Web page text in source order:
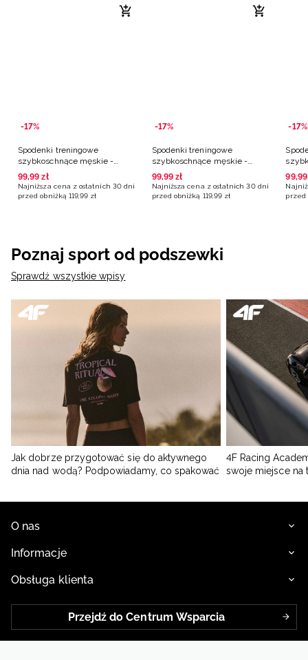
-17%
Spodenki treningowe
szybkoschnące męskie -
czerwone
99,99 zł
Najniższa cena z ostatnich 30 dni
przed obniżką 119,99 zł
-17%
Spodenki treningowe
szybkoschnące męskie -
granatowe
99,99 zł
Najniższa cena z ostatnich 30 dni
przed obniżką 119,99 zł
-17%
99,99
przed
Poznaj sport od podszewki
Sprawdź wszystkie wpisy
Jak dobrze przygotować się do aktywnego
dnia nad wodą? Podpowiadamy, co spakować
4F Racing
swoje miejsce na
O nas
Informacje
Obsługa klienta
Przejdź do Centrum Wsparcia